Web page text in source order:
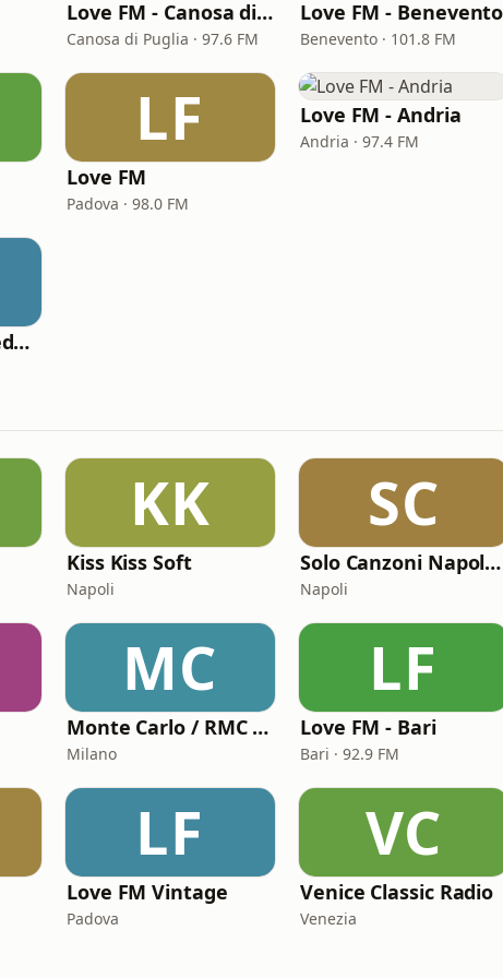
Love FM - Canosa di Puglia
Canosa di Puglia · 97.6 FM
Love FM - Benevento
Benevento · 101.8 FM
LF
Love FM
Padova · 98.0 FM
Love FM - Andria
Andria · 97.4 FM
Love FM - Manfredonia
KK
Kiss Kiss Soft
Napoli
SC
Solo Canzoni Napoletane
Napoli
MC
Monte Carlo / RMC 1 - Love Songs
Milano
LF
Love FM - Bari
Bari · 92.9 FM
LF
Love FM Vintage
Padova
VC
Venice Classic Radio
Venezia